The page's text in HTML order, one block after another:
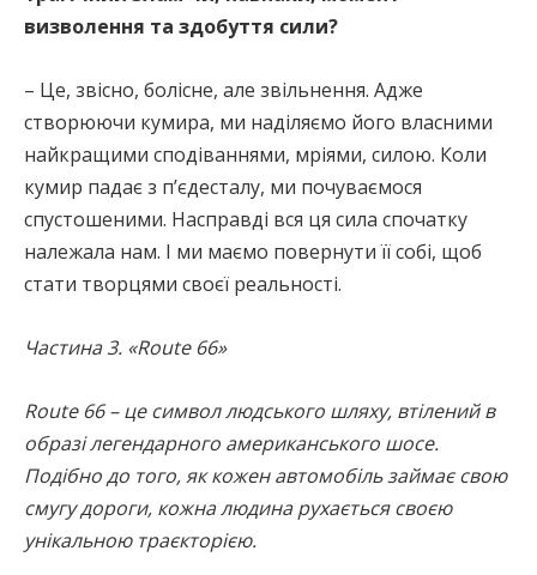
визволення та здобуття сили?
– Це, звісно, болісне, але звільнення. Адже
створюючи кумира, ми наділяємо його власними
найкращими сподіваннями, мріями, силою. Коли
кумир падає з п’єдесталу, ми почуваємося
спустошеними. Насправді вся ця сила спочатку
належала нам. І ми маємо повернути її собі, щоб
стати творцями своєї реальності.
Частина 3. «Route 66»
Route 66 – це символ людського шляху, втілений в
образі легендарного американського шосе.
Подібно до того, як кожен автомобіль займає свою
смугу дороги, кожна людина рухається своєю
унікальною траєкторією.